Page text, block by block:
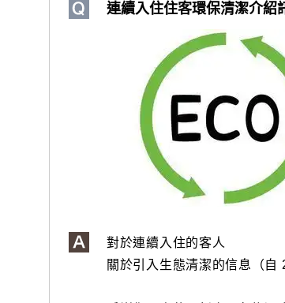
連續入住住客環保清潔介紹
對於連續入住的客人
關於引入生態清潔的信息（自